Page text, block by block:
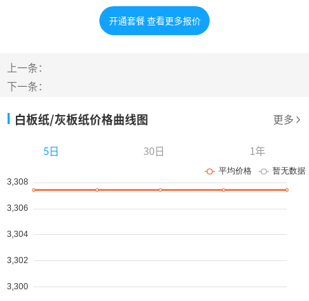
开通套餐 查看更多报价
上一条：
下一条：
白板纸/灰板纸价格曲线图 更多
5日 30日 1年